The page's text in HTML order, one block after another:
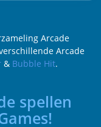
Arcade
Arcade
& Bubble Hit.
spellen